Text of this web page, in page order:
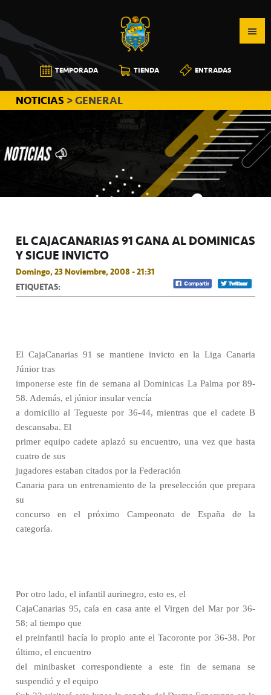
a
la
navegación
principal
al
contenido
principal
a
la
barra
lateral
principal
CB
CANARIAS
TEMPORADA TIENDA ENTRADAS
NOTICIAS > GENERAL
EL CAJACANARIAS 91 GANA AL DOMINICAS
Y SIGUE INVICTO
Domingo, 23 Noviembre, 2008 - 21:31
ETIQUETAS:
El CajaCanarias 91 se mantiene invicto en la Liga Canaria
Júnior tras
imponerse este fin de semana al Dominicas La Palma por 89-
58. Además, el júnior insular vencía
a domicilio al Tegueste por 36-44, mientras que el cadete B
descansaba. El
primer equipo cadete aplazó su encuentro, una vez que hasta
cuatro de sus
jugadores estaban citados por la Federación
Canaria para un entrenamiento de la preselección que prepara
su
concurso en el próximo Campeonato de España de la
categoría.
Por otro lado, el infantil aurinegro, esto es, el
CajaCanarias 95, caía en casa ante el Virgen del Mar por 36-
58; al tiempo que
el preinfantil hacía lo propio ante el Tacoronte por 36-38. Por
último, el encuentro
del minibasket correspondiente a este fin de semana se
suspendió y el equipo